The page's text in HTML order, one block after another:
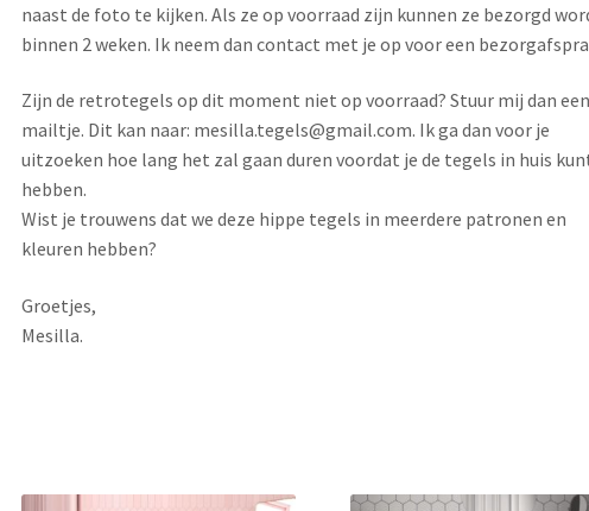
naast de foto te kijken. Als ze op voorraad zijn kunnen ze bezorgd
binnen 2 weken. Ik neem dan contact met je op voor een
Zijn de retrotegels op dit moment niet op voorraad? Stuur mij dan een
mailtje. Dit kan naar: mesilla.tegels@gmail.com. Ik ga dan voor je
uitzoeken hoe lang het zal gaan duren voordat je de tegels in huis
hebben.
Wist je trouwens dat we deze hippe tegels in meerdere patronen en
kleuren hebben?
Groetjes,
Mesilla.